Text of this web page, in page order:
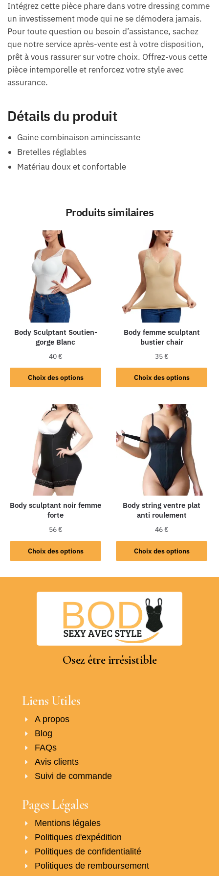
Intégrez cette pièce phare dans votre dressing comme
un investissement mode qui ne se démodera jamais.
Pour toute question ou besoin d’assistance, sachez
que notre service après-vente est à votre disposition,
prêt à vous rassurer sur votre choix. Offrez-vous cette
pièce intemporelle et renforcez votre style avec
assurance.
Détails du produit
Gaine combinaison amincissante
Bretelles réglables
Matériau doux et confortable
Produits similaires
Body Sculptant Soutien-
gorge Blanc
40€
Choix des options
Body femme sculptant
bustier chair
35€
Choix des options
Body sculptant noir femme
forte
56€
Choix des options
Body string ventre plat
anti roulement
46€
Choix des options
Osez être irrésistible
Liens Utiles
A propos
Blog
FAQs
Avis clients
Suivi de commande
Pages Légales
Mentions légales
Politiques d'expédition
Politiques de confidentialité
Politiques de remboursement